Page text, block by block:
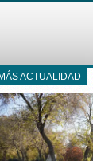
MÁS ACTUALIDAD